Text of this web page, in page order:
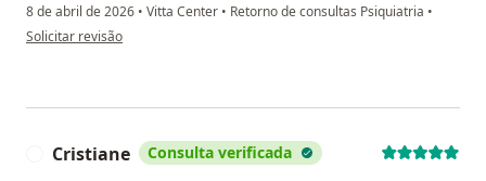
8 de abril de 2026 • Vitta Center • Retorno de consultas Psiquiatria •
na opinião do utilizador Denise
Solicitar revisão
Cristiane Consulta verificada